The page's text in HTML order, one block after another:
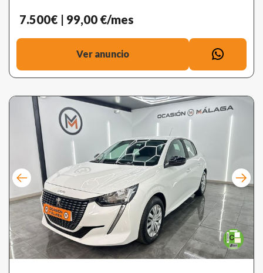
7.500€ | 99,00 €/mes
Ver anuncio